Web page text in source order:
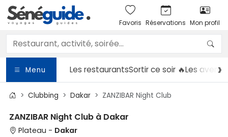
Favoris Réservations Mon profil
Menu Les restaurantsSortirce soir 🔥Les
Clubbing Dakar ZANZIBAR Night Club
ZANZIBAR Night Club à Dakar
Plateau - Dakar